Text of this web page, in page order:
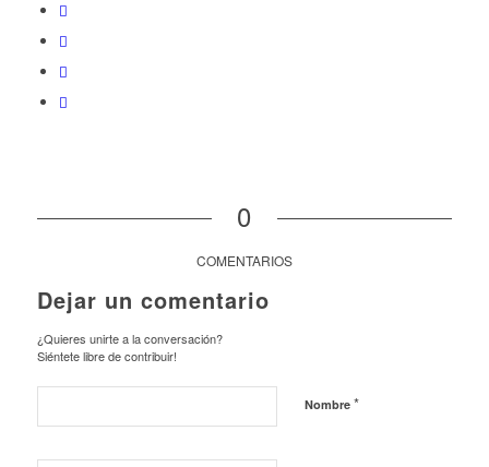
0
COMENTARIOS
Dejar un comentario
¿Quieres unirte a la conversación?
Siéntete libre de contribuir!
Nombre *